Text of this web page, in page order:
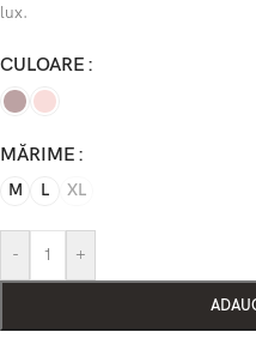
lux.
CULOARE
MĂRIME
M L XL
- +